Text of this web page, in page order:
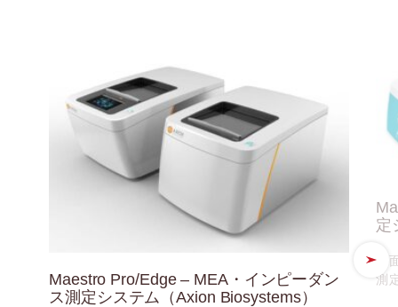
Maestro Pro/Edge – MEA・インピーダン
ス測定システム（Axion Biosystems）
定
平
測